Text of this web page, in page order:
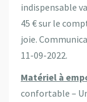
indispensable
45 € sur le
joie.
11-09-2022.
Matériel à
confortable –